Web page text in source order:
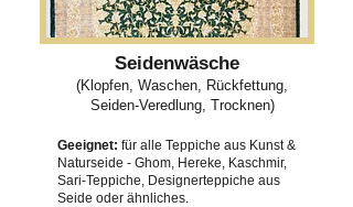
Seidenwäsche
(Klopfen, Waschen, Rückfettung,
Seiden-Veredlung, Trocknen)
Geeignet: für alle Teppiche aus Kunst &
Naturseide - Ghom, Hereke, Kaschmir,
Sari-Teppiche, Designerteppiche aus
Seide oder ähnliches.